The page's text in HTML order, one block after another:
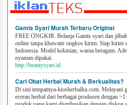
Gamis Syari Murah Terbaru Original
FREE ONGKIR. Belanja Gamis syari dan
online tanpa khawatir ongkos kirim. Siap kirim
Indonesia. Model kekinian, warna beragam.
nyaman dipakai.
http://beautysyari.id
Cari Obat Herbal Murah & Berkualitas?
Di sini tempatnya-kiosherbalku.com. Melayani
eceran herbal dari berbagai produsen dengan